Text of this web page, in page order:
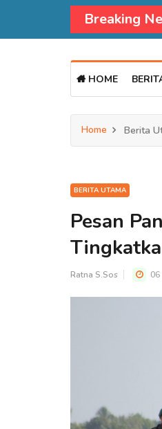
Breaking
HOME
Home Berita
BERITA UTAMA
Pesan
Ratna S.Sos